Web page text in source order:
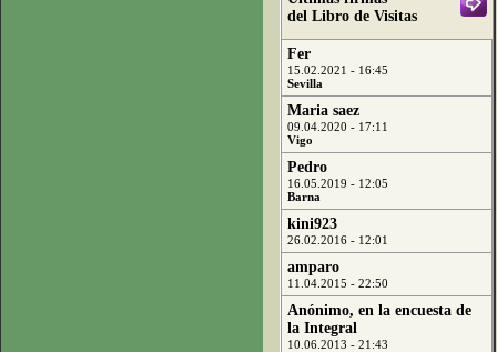
del Libro de Visitas
Fer
15.02.2021 - 16:45
Sevilla
Maria saez
09.04.2020 - 17:11
Vigo
Pedro
16.05.2019 - 12:05
Barna
kini923
26.02.2016 - 12:01
amparo
11.04.2015 - 22:50
Anónimo, en la encuesta de
la Integral
10.06.2013 - 21:43